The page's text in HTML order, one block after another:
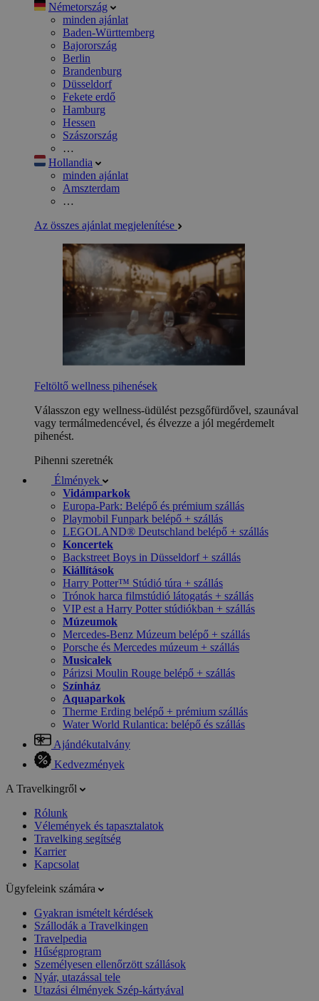
Németország
minden ajánlat
Baden-Württemberg
Bajorország
Berlin
Brandenburg
Düsseldorf
Fekete erdő
Hamburg
Hessen
Szászország
…
Hollandia
minden ajánlat
Amszterdam
…
Az összes ajánlat megjelenítése
Feltöltő wellness pihenések
Válasszon egy wellness-üdülést pezsgőfürdővel, szaunával
vagy termálmedencével, és élvezze a jól megérdemelt
pihenést.
Pihenni szeretnék
Élmények
Vidámparkok
Europa-Park: Belépő és prémium szállás
Playmobil Funpark belépő + szállás
LEGOLAND® Deutschland belépő + szállás
Koncertek
Backstreet Boys in Düsseldorf + szállás
Kiállítások
Harry Potter™ Stúdió túra + szállás
Trónok harca filmstúdió látogatás + szállás
VIP est a Harry Potter stúdiókban + szállás
Múzeumok
Mercedes-Benz Múzeum belépő + szállás
Porsche és Mercedes múzeum + szállás
Musicalek
Párizsi Moulin Rouge belépő + szállás
Színház
Aquaparkok
Therme Erding belépő + prémium szállás
Water World Rulantica: belépő és szállás
Ajándékutalvány
Kedvezmények
A Travelkingről
Rólunk
Vélemények és tapasztalatok
Travelking segítség
Karrier
Kapcsolat
Ügyfeleink számára
Gyakran ismételt kérdések
Szállodák a Travelkingen
Travelpedia
Hűségprogram
Személyesen ellenőrzött szállások
Nyár, utazással tele
Utazási élmények Szép-kártyával